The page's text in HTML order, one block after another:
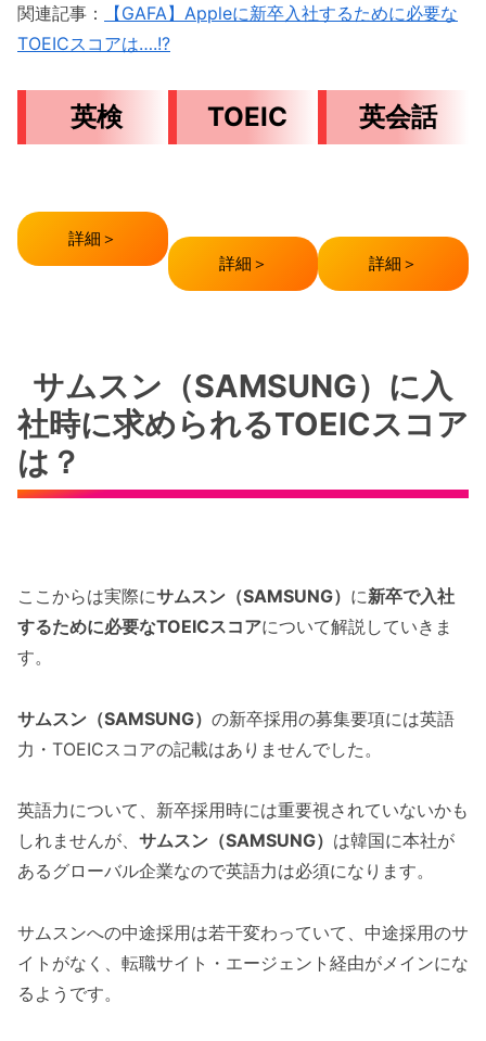
関連記事：
【GAFA】Appleに新卒入社するために必要な
TOEICスコアは….!?
英検
詳細＞
TOEIC
詳細＞
英会話
詳細＞
サムスン（SAMSUNG）に入
社時に求められるTOEICスコア
は？
ここからは実際にサムスン（SAMSUNG） に新卒で入社
するために必要なTOEICスコアについて解説していきま
す。
サムスン（SAMSUNG） の新卒採用の募集要項には英語
力・TOEICスコアの記載はありませんでした。
英語力について、新卒採用時には重要視されていないかも
しれませんが、 サムスン（SAMSUNG） は韓国に本社が
あるグローバル企業なので英語力は必須になります。
サムスンへの中途採用は若干変わっていて、中途採用のサ
イトがなく、転職サイト・エージェント経由がメインにな
るようです。